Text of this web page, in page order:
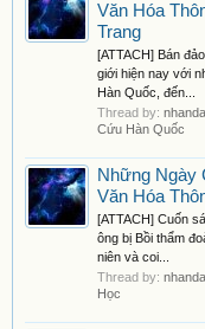
Văn Hóa
Trang
[ATTACH] Bán
giới hiện nay với
Hàn Quốc, đến...
Thread by:
Cứu Hàn Quốc
Những Ngày
Văn Hóa
[ATTACH] Cuốn
ông bị Bồi thẩm
niên và coi...
Thread by:
Học